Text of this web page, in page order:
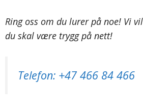
Ring oss om du lurer på noe! Vi
du skal være trygg på nett!
Telefon: +47 466 84 466